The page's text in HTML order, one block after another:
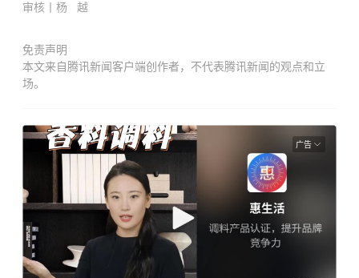
审核丨杨 越
免责声明
本文来自腾讯新闻客户端创作者，不代表腾讯新闻的观点和立
场。
广告